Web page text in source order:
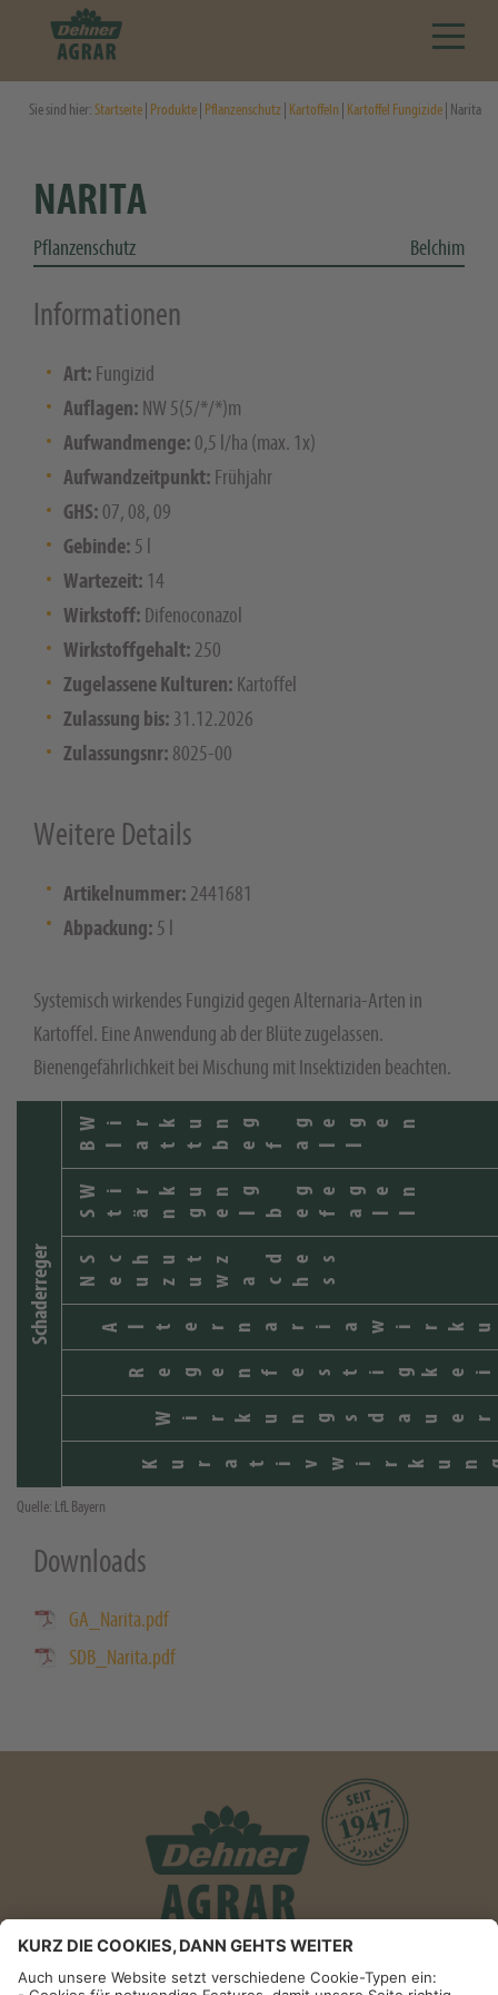
Sie sind hier:Startseite Produkte Pflanzenschutz Kartoffeln Kartoffel Fungizide | Narita
NARITA
Pflanzenschutz Belchim
Informationen
Art: Fungizid
Auflagen: NW 5(5/*/*)m
Aufwandmenge: 0,5 l/ha (max. 1x)
Aufwandzeitpunkt: Frühjahr
GHS: 07, 08, 09
Gebinde: 5 l
Wartezeit: 14
Wirkstoff: Difenoconazol
Wirkstoffgehalt: 250
Zugelassene Kulturen: Kartoffel
Zulassung bis: 31.12.2026
Zulassungsnr: 8025-00
Weitere Details
Artikelnummer: 2441681
Abpackung: 5 l
Systemisch wirkendes Fungizid gegen Alternaria-Arten in
Kartoffel. Eine Anwendung ab der Blüte zugelassen.
Bienengefährlichkeit bei Mischung mit Insektiziden beachten.
Schaderreger
Wirkungsdauer
Schutz des
Neuzuwachs
Wirkung gegen
Stängelbefall
Wirkung gegen
Blattbefall
Quelle: LfL Bayern
Downloads
GA_Narita.pdf
SDB_Narita.pdf